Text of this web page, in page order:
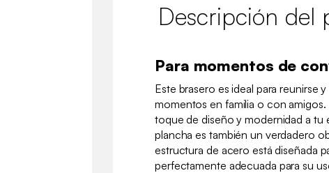
Descripción del
Para momentos de
Este brasero es ideal para reunirse
momentos en familia o con
toque de diseño y modernidad a tu
plancha es también un verdadero
estructura de acero está diseñada
perfectamente adecuada para su